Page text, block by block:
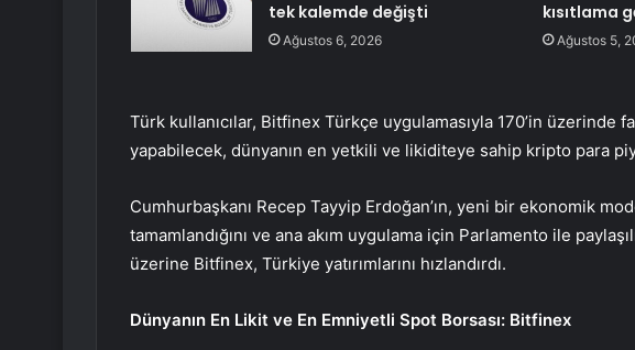
tek kalemde değişti
Ağustos 6, 2026
kısıtlama
Ağustos 5,
Türk kullanıcılar, Bitfinex Türkçe uygulamasıyla 170’in üzerinde
yapabilecek, dünyanın en yetkili ve likiditeye sahip kripto para
Cumhurbaşkanı Recep Tayyip Erdoğan’ın, yeni bir ekonomik
tamamlandığını ve ana akım uygulama için Parlamento ile
üzerine Bitfinex, Türkiye yatırımlarını hızlandırdı.
Dünyanın En Likit ve En Emniyetli Spot Borsası: Bitfinex